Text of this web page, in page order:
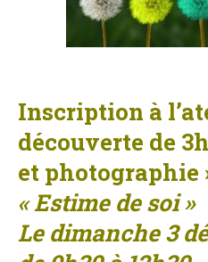
Inscription à
découverte de
et photographie
« Estime de soi »
Le dimanche 3